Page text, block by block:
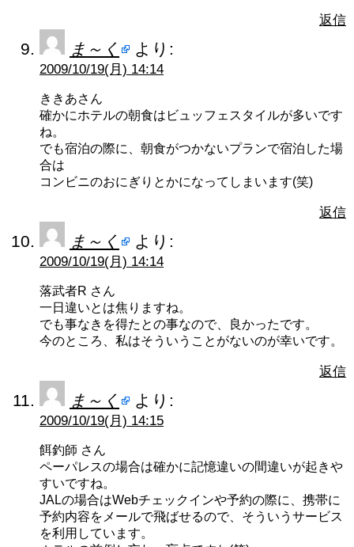
返信
ま～く より:
2009/10/19(月) 14:14
ききあさん
確かにホテルの朝食はビュッフェスタイルが多いです
ね。
でも宿泊の際に、朝食がつかないプランで宿泊した場
合は
コンビニのおにぎりとかになってしまいます(笑)
返信
ま～く より:
2009/10/19(月) 14:14
落武者R さん
一日違いとは焦りますね。
でも事なきを得たとの事なので、良かったです。
今のところ、私はそういうことがないのが幸いです。
返信
ま～く より:
2009/10/19(月) 14:15
餌釣師 さん
ペーパレスの場合は確かに記憶違いの間違いが起きや
すいですね。
JALの場合はWebチェックインや予約の際に、携帯に
予約内容をメールで飛ばせるので、そういうサービス
を利用しています。